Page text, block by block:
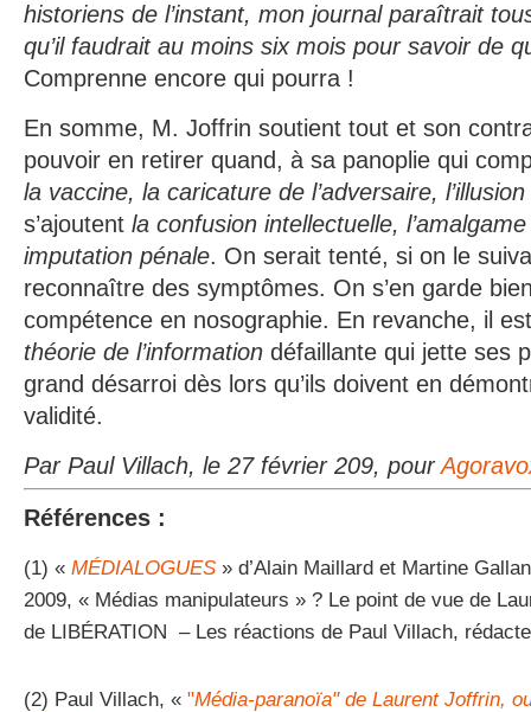
historiens de l’instant, mon journal paraîtrait
qu’il faudrait au moins six mois pour savoir de
Comprenne encore qui pourra !
En somme, M. Joffrin soutient tout et son
pouvoir en retirer quand, à sa panoplie qui
la vaccine, la caricature de l’adversaire,
s’ajoutent la confusion intellectuelle, l’amalgame
imputation pénale. On serait tenté, si on le
reconnaître des symptômes. On s’en garde
compétence en nosographie. En revanche, il
théorie de l’information défaillante qui jette ses
grand désarroi dès lors qu’ils doivent en
validité.
Par Paul Villach, le 27 février 209, pour
Références :
(1) « MÉDIALOGUES » d’Alain Maillard et Martine
2009, « Médias manipulateurs » ? Le point de vue de
de LIBÉRATION – Les réactions de Paul Villach,
(2) Paul Villach, « "Média-paranoïa" de Laurent Joffrin,